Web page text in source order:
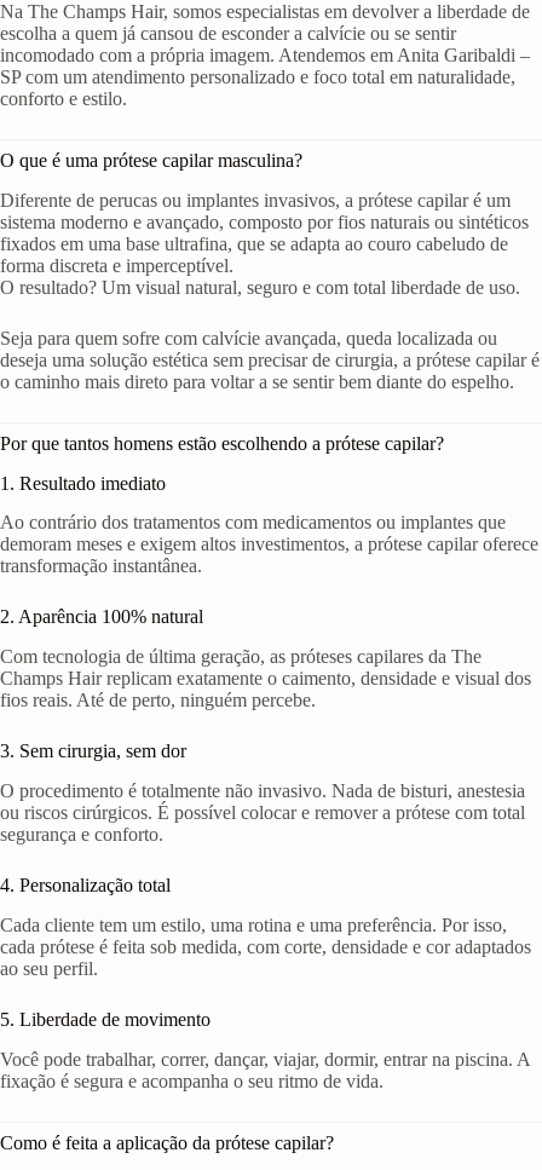
Na The Champs Hair, somos especialistas em devolver a liberdade de
escolha a quem já cansou de esconder a calvície ou se sentir
incomodado com a própria imagem. Atendemos em Anita Garibaldi –
SP com um atendimento personalizado e foco total em naturalidade,
conforto e estilo.
O que é uma prótese capilar masculina?
Diferente de perucas ou implantes invasivos, a prótese capilar é um
sistema moderno e avançado, composto por fios naturais ou sintéticos
fixados em uma base ultrafina, que se adapta ao couro cabeludo de
forma discreta e imperceptível.
O resultado? Um visual natural, seguro e com total liberdade de uso.
Seja para quem sofre com calvície avançada, queda localizada ou
deseja uma solução estética sem precisar de cirurgia, a prótese capilar é
o caminho mais direto para voltar a se sentir bem diante do espelho.
Por que tantos homens estão escolhendo a prótese capilar?
1. Resultado imediato
Ao contrário dos tratamentos com medicamentos ou implantes que
demoram meses e exigem altos investimentos, a prótese capilar oferece
transformação instantânea.
2. Aparência 100% natural
Com tecnologia de última geração, as próteses capilares da The
Champs Hair replicam exatamente o caimento, densidade e visual dos
fios reais. Até de perto, ninguém percebe.
3. Sem cirurgia, sem dor
O procedimento é totalmente não invasivo. Nada de bisturi, anestesia
ou riscos cirúrgicos. É possível colocar e remover a prótese com total
segurança e conforto.
4. Personalização total
Cada cliente tem um estilo, uma rotina e uma preferência. Por isso,
cada prótese é feita sob medida, com corte, densidade e cor adaptados
ao seu perfil.
5. Liberdade de movimento
Você pode trabalhar, correr, dançar, viajar, dormir, entrar na piscina. A
fixação é segura e acompanha o seu ritmo de vida.
Como é feita a aplicação da prótese capilar?